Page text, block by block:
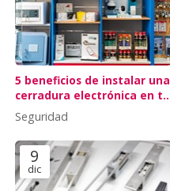
5 beneficios de instalar una
cerradura electrónica en tu
piso turístico
Seguridad
9
dic